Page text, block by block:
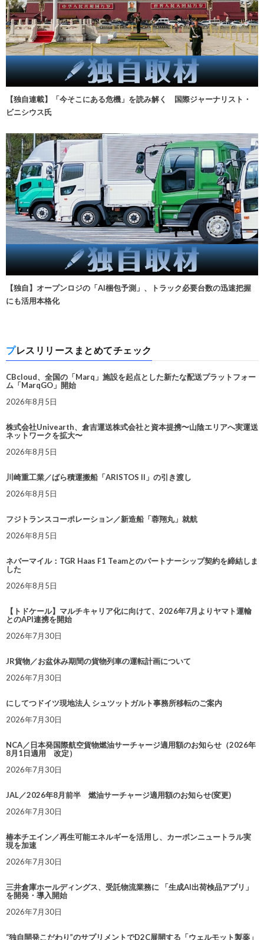
【独自連載】「今そこにある危機」を読み解く 国際ジャーナリスト・
ビニシウス氏
【独自】オープンロジの「AI梱包予測」、トラック必要台数の迅速把握
にも活用本格化
プレスリリースまとめてチェック
CBcloud、全国の「Marq」施設を起点とした新たな配送プラットフォー
ム「MarqGO」開始
2026年8月5日
株式会社Univearth、倉吉運送株式会社と資本提携〜山陰エリアへ実運送
ネットワークを拡大〜
2026年8月5日
川崎重工業／ばら積運搬船「ARISTOS II」の引き渡し
2026年8月5日
フジトランスコーポレーション／新造船「蓉翔丸」就航
2026年8月5日
ネバーマイル：TGR Haas F1 Teamとのパートナーシップ契約を締結しま
した
2026年8月5日
【トドケール】マルチキャリア化に向けて、2026年7月よりヤマト運輸
とのAPI連携を開始
2026年7月30日
JR貨物／お盆休み期間の貨物列車の運転計画について
2026年7月30日
にしてつドイツ現地法人 シュツットガルト事務所移転のご案内
2026年7月30日
NCA／日本発国際航空貨物燃油サーチャージ適用額のお知らせ（2026年
8月1日適用 改定）
2026年7月30日
JAL／2026年8月前半 燃油サーチャージ適用額のお知らせ(変更)
2026年7月30日
椿本チエイン／再生可能エネルギーを活用し、カーボンニュートラル実
現を加速
2026年7月30日
三井倉庫ホールディングス、受託物流業務に 「生成AI出荷検品アプリ」
を開発・導入開始
2026年7月30日
“独自開発こだわり”のサプリメントでD2C展開する「ウェルモット製薬」